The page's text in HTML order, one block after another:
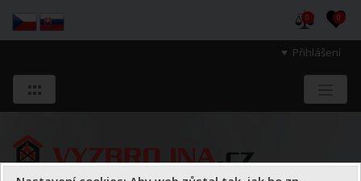
Přihlášení
0 0